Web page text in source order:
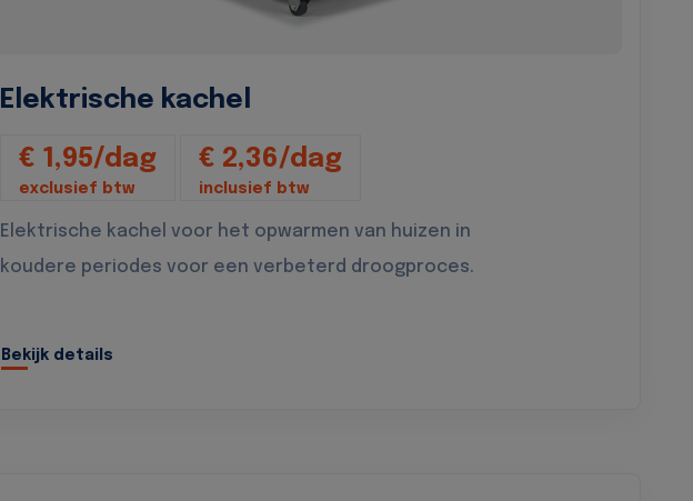
Elektrische kachel
€ 1,95/dag
exclusief btw
€ 2,36/dag
inclusief btw
Elektrische kachel voor het opwarmen van huizen in
koudere periodes voor een verbeterd droogproces.
Bekijk details